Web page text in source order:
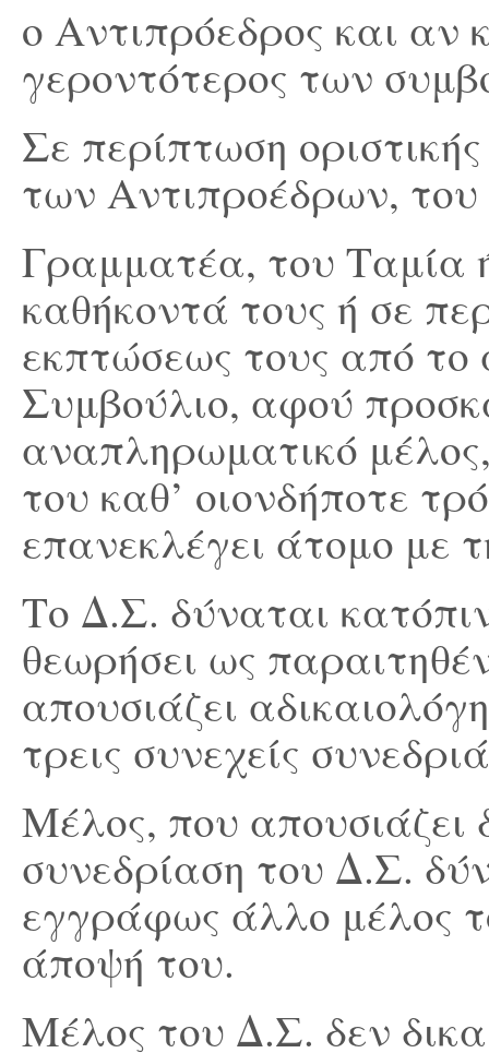
ο Αντιπρόεδρος και αν
γεροντότερος των
Σε περίπτωση
των Αντιπροέδρων, του
Γραμματέα, του Ταμία
καθήκοντά τους ή σε
εκπτώσεως τους από το
Συμβούλιο, αφού
αναπληρωματικό
του καθ’ οιονδήποτε
επανεκλέγει άτομο με
Το Δ.Σ. δύναται
θεωρήσει ως
απουσιάζει
τρεις συνεχείς
Μέλος, που απουσιάζει
συνεδρίαση του Δ.Σ.
εγγράφως άλλο μέλος
άποψή του.
Μέλος του Δ.Σ. δεν